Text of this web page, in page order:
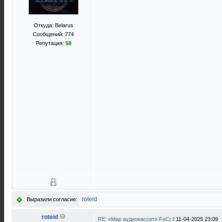
Откуда: Belarus
Сообщений: 774
Репутация: 58
Выразили согласие: roteid
roteid RE: «Мир аудиокассет» FeCr / 11-04-2025 23:09